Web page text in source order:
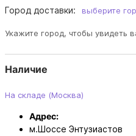
Город доставки: выберите
Укажите город, чтобы увидеть
Наличие
На складе (Москва)
Адрес:
м.Шоссе Энтузиастов